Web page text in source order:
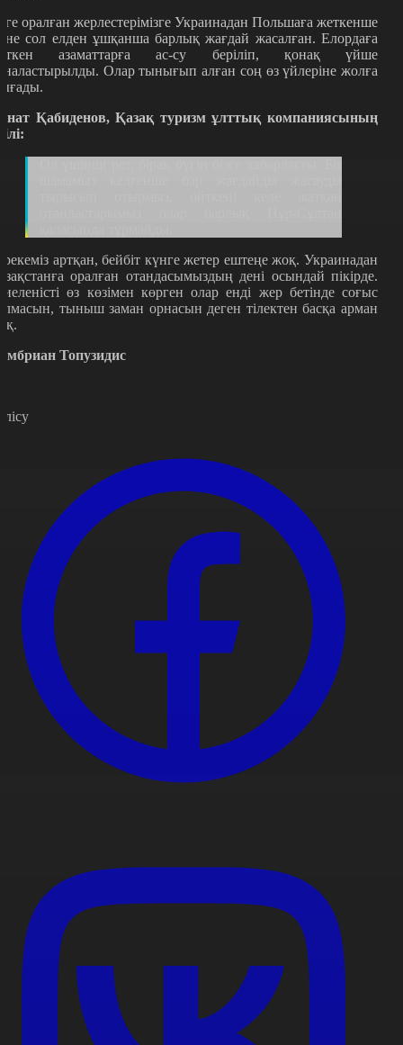
оралған жерлестерімізге Украинадан Польшаға жеткенше
сол елден ұшқанша барлық жағдай жасалған. Елордаға
азаматтарға ас-су беріліп, қонақ үйше
Олар тынығып алған соң өз үйлеріне жолға
Қабиденов, Қазақ туризм ұлттық компаниясының
артқан, бейбіт күнге жетер ештеңе жоқ. Украинадан
оралған отандасымыздың дені осындай пікірде.
өз көзімен көрген олар енді жер бетінде соғыс
тыныш заман орнасын деген тілектен басқа арман
Топузидис